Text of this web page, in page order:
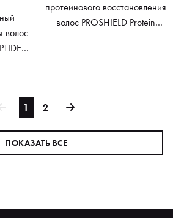
волос
протеинового восстановления
волос PROSHIELD Protein
1 2
ПОКАЗАТЬ ВСЕ